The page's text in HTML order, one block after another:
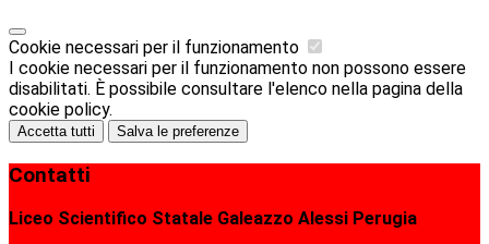
Cookie necessari per il funzionamento
I cookie necessari per il funzionamento non possono essere
disabilitati. È possibile consultare l'elenco nella pagina della
cookie policy.
Accetta tutti Salva le preferenze
Contatti
Liceo Scientifico Statale Galeazzo Alessi Perugia